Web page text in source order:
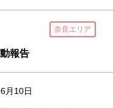
奈良エリア
報告
月10日